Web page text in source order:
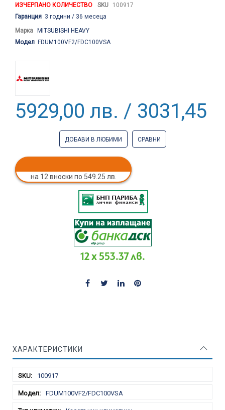
ИЗЧЕРПАНО КОЛИЧЕСТВО
SKU
100917
Гаранция 3 години / 36 месеца
Марка MITSUBISHI HEAVY
Модел FDUM100VF2/FDC100VSA
5929,00 лв. / 3031,45 €
ДОБАВИ В ЛЮБИМИ СРАВНИ
на 12 вноски по 549.25 лв.
12 x 553.37 лв.
ХАРАКТЕРИСТИКИ
100917
FDUM100VF2/FDC100VSA